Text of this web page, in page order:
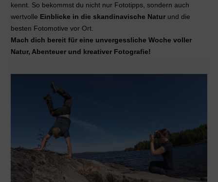
kennt. So bekommst du nicht nur Fototipps, sondern auch
wertvolle Einblicke in die skandinavische Naturund die
besten Fotomotive vor Ort.
Mach dich bereit für eine unvergessliche Woche voller
Natur, Abenteuer und kreativer Fotografie!